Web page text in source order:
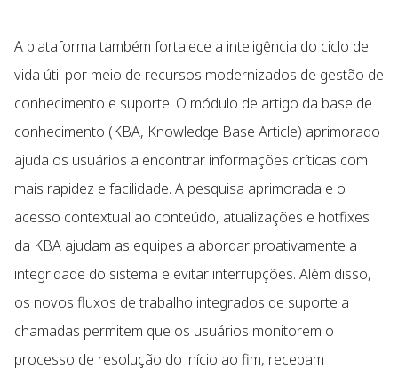
A plataforma também fortalece a inteligência do ciclo de
vida útil por meio de recursos modernizados de gestão de
conhecimento e suporte. O módulo de artigo da base de
conhecimento (KBA, Knowledge Base Article) aprimorado
ajuda os usuários a encontrar informações críticas com
mais rapidez e facilidade. A pesquisa aprimorada e o
acesso contextual ao conteúdo, atualizações e hotfixes
da KBA ajudam as equipes a abordar proativamente a
integridade do sistema e evitar interrupções. Além disso,
os novos fluxos de trabalho integrados de suporte a
chamadas permitem que os usuários monitorem o
processo de resolução do início ao fim, recebam